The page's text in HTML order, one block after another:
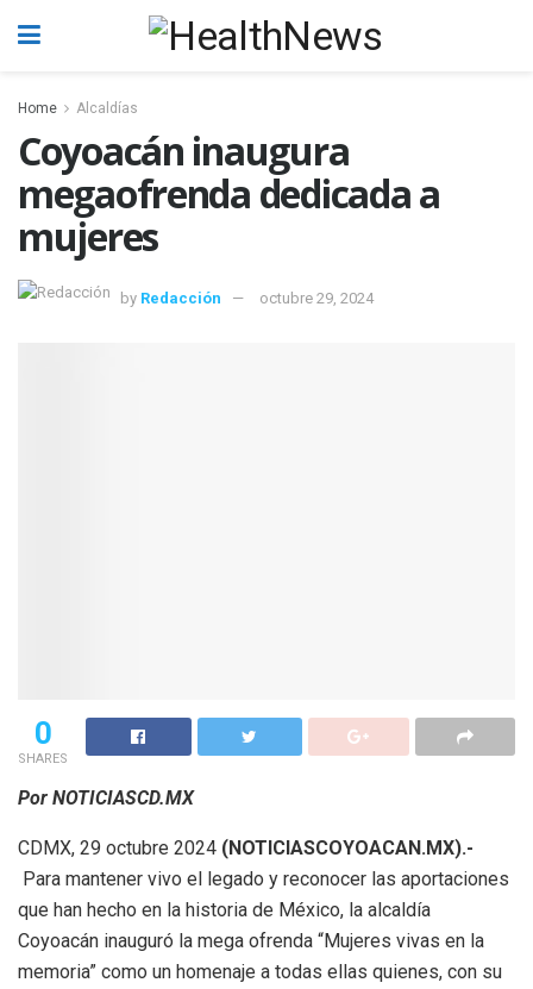
Home Alcaldías
Coyoacán inaugura
megaofrenda dedicada a
mujeres
by Redacción octubre 29, 2024
0
SHARES
Por NOTICIASCD.MX
CDMX, 29 octubre 2024 (NOTICIASCOYOACAN.MX).-
Para mantener vivo el legado y reconocer las aportaciones
que han hecho en la historia de México, la alcaldía
Coyoacán inauguró la mega ofrenda “Mujeres vivas en la
memoria” como un homenaje a todas ellas quienes, con su